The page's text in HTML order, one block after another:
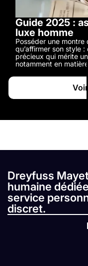
Guide 2025 :
luxe homme
Posséder une montre
qu’affirmer son style
précieux qui mérite
notamment en matière
Dreyfuss
humaine
service
discret.